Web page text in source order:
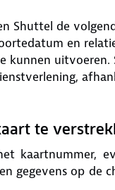
Shuttel de
en
kunnen
te
kaartnummer,
gegevens op de